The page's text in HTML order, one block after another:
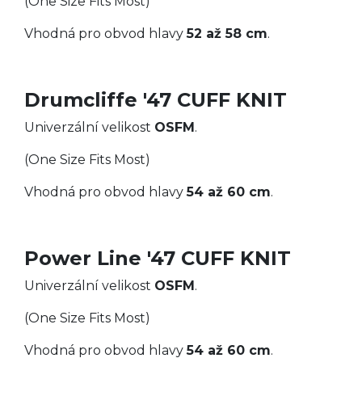
Vhodná pro obvod hlavy52 až 58 cm.
Drumcliffe '47 CUFF KNIT
Univerzální velikost OSFM.
(One Size Fits Most)
Vhodná pro obvod hlavy54 až 60 cm.
Power Line '47 CUFF KNIT
Univerzální velikost OSFM.
(One Size Fits Most)
Vhodná pro obvod hlavy54 až 60 cm.